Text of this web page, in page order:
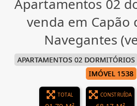
Apartamentos 02
venda em Capão
Navegantes
APARTAMENTOS 02 DORMITÓRIOS
IMÓVEL 1538
TOTAL CONSTRUÍDA